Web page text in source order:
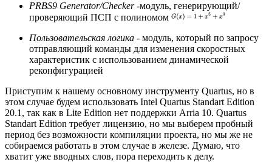
PRBS9 Generator/Checker-модуль, генерирующий/
проверяющий ПСП с полиномом
Пользовательская логика - модуль, который по запросу
отправляющий команды для изменения скоростных
характеристик с использованием динамической
реконфигурацией
Приступим к нашему основному инструменту Quartus, но в
этом случае будем использовать Intel Quartus Standart Edition
20.1, так как в Lite Edition нет поддержки Arria 10. Quartus
Standart Edition требует лицензию, но мы выберем пробный
период без возможности компиляции проекта, но мы же не
собираемся работать в этом случае в железе. Думаю, что
хватит уже вводных слов, пора переходить к делу.